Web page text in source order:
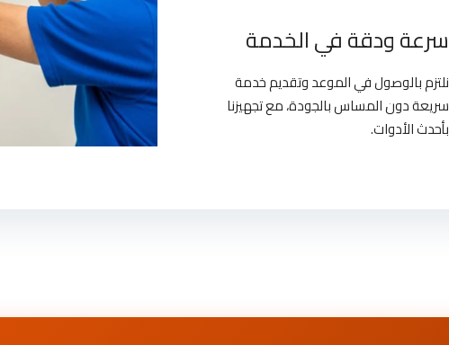
سرعة ودقة في الخدمة
نلتزم بالوصول في الموعد وتقديم خدمة
سريعة دون المساس بالجودة، مع تجهيزنا
بأحدث الأدوات.